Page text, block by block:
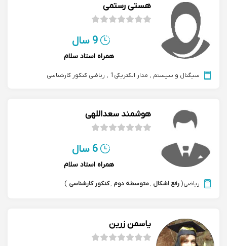
هستی رستمی
9 سال
همراه استاد سلام
سیگنال و سیستم , مدار الکتریکی1 , ریاضی کنکور کارشناسی
هوشمند سعداللهی
6 سال
همراه استاد سلام
ریاضی(رفع اشکال ,متوسطه دوم ,کنکور کارشناسی )
یاسمن زرین